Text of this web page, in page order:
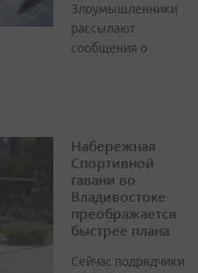
Злоумышленники
рассылают
сообщения о
Набережная
Спортивной
гавани во
Владивостоке
преображается
быстрее плана
Сейчас подрядчики